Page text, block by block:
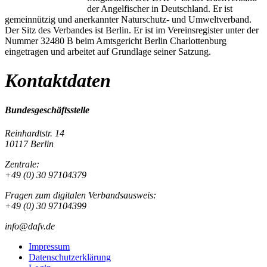
der Angelfischer in Deutschland. Er ist
gemeinnützig und anerkannter Naturschutz- und Umweltverband.
Der Sitz des Verbandes ist Berlin. Er ist im Vereinsregister unter der
Nummer 32480 B beim Amtsgericht Berlin Charlottenburg
eingetragen und arbeitet auf Grundlage seiner Satzung.
Kontaktdaten
Bundesgeschäftsstelle
Reinhardtstr. 14
10117 Berlin
Zentrale:
+49 (0) 30 97104379
Fragen zum digitalen Verbandsausweis:
+49 (0) 30 97104399
info@dafv.de
Impressum
Datenschutzerklärung